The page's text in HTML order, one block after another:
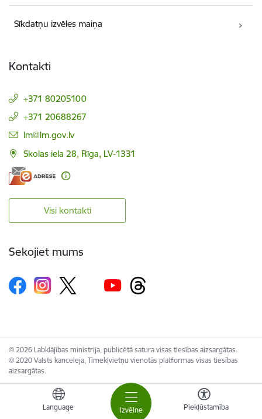
Izvēlne
Language Piekļūstamība
Sīkdatņu izvēles maiņa
Kontakti
+371 80205100
+371 20688267
E-pasts:
lm@lm.gov.lv
Skolas iela 28, Rīga, LV-1331
Visi kontakti
Sekojiet mums
© 2026 Labklājības ministrija, publicētā satura visas tiesības aizsargātas.
© 2020 Valsts kanceleja, Tīmekļvietņu vienotās platformas visas tiesības
aizsargātas.